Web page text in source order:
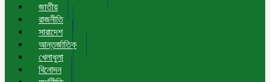
জাতীয়
রাজনীতি
সারাদেশ
আন্তর্জাতিক
খেলাধুলা
বিনোদন